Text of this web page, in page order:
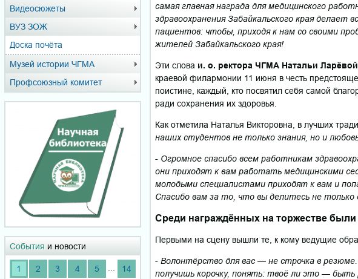
Видеосюжеты
ВУЗ ЗОЖ
Доска почёта
Музей истории ЧГМА
Профсоюзный комитет
События и новости
1 2 3 4 5 ... 14
самая главная награда для медицинского
здравоохранения Забайкальского края
пациентов: чтобы, приходя к нам со своими
жителей Забайкальского края!
Эти слова и. о. ректора ЧГМА Натальи Ларёвой
краевой филармонии 11 июня в честь
поистине, каждый, кто посвятил себя самой
ради сохранения их здоровья.
Как отметила Наталья Викторовна, в лучших
наших студентов не только знания, но и
- Огромное спасибо всем работникам
они приходят к вам работать медицинскими
молодыми специалистами приходят к вам и
Спасибо вам за то, что вы делитесь не
Среди награждённых на торжестве
Первыми на сцену вышли те, к кому ведущие
- Волонтёрство для вас — не строчка в
получишь корочку, понять: твоё ли это —